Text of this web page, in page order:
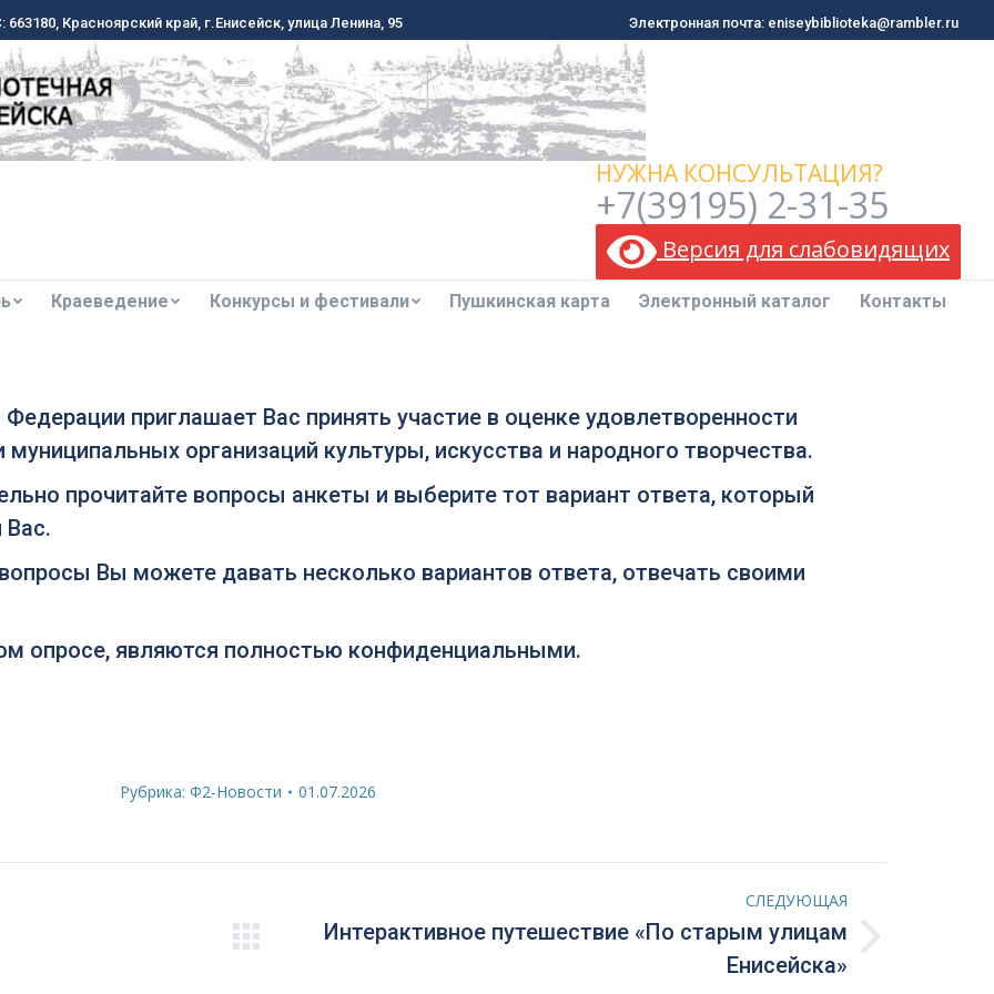
Красноярский край, г.Енисейск, улица Ленина, 95 Электронная почта: eniseybiblioteka@rambler.ru
НУЖНА КОНСУЛЬТАЦИЯ?
+7(39195) 2-31-35
Версия для слабовидящих
Краеведение Конкурсы и фестивали Пушкинская карта Электронный каталог Контакты
приглашает Вас принять участие в оценке удовлетворенности
организаций культуры, искусства и народного творчества.
прочитайте вопросы анкеты и выберите тот вариант ответа, который
Вас.
Вы можете давать несколько вариантов ответа, отвечать своими
опросе, являются полностью конфиденциальными.
Рубрика:Ф2-Новости 01.07.2026
СЛЕДУЮЩАЯ
Следующая
Интерактивное путешествие «По старым улицам
Енисейска»
Красноярский край, г.Енисейск, улица Ленина, 95 Электронная почта: eniseybiblioteka@rambler.ru
Краеведение Конкурсы и фестивали Пушкинская карта Электронный каталог